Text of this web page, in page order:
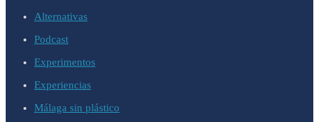
Alternativas
Podcast
Experimentos
Experiencias
Málaga sin plástico